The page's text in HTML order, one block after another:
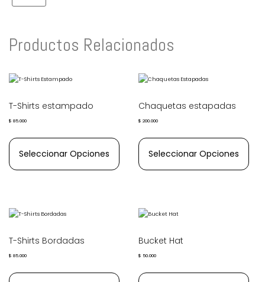
Productos Relacionados
T-Shirts estampado
$ 85.000
Seleccionar Opciones
Chaquetas estapadas
$ 200.000
Seleccionar Opciones
T-Shirts Bordadas
$ 85.000
Bucket Hat
$ 50.000